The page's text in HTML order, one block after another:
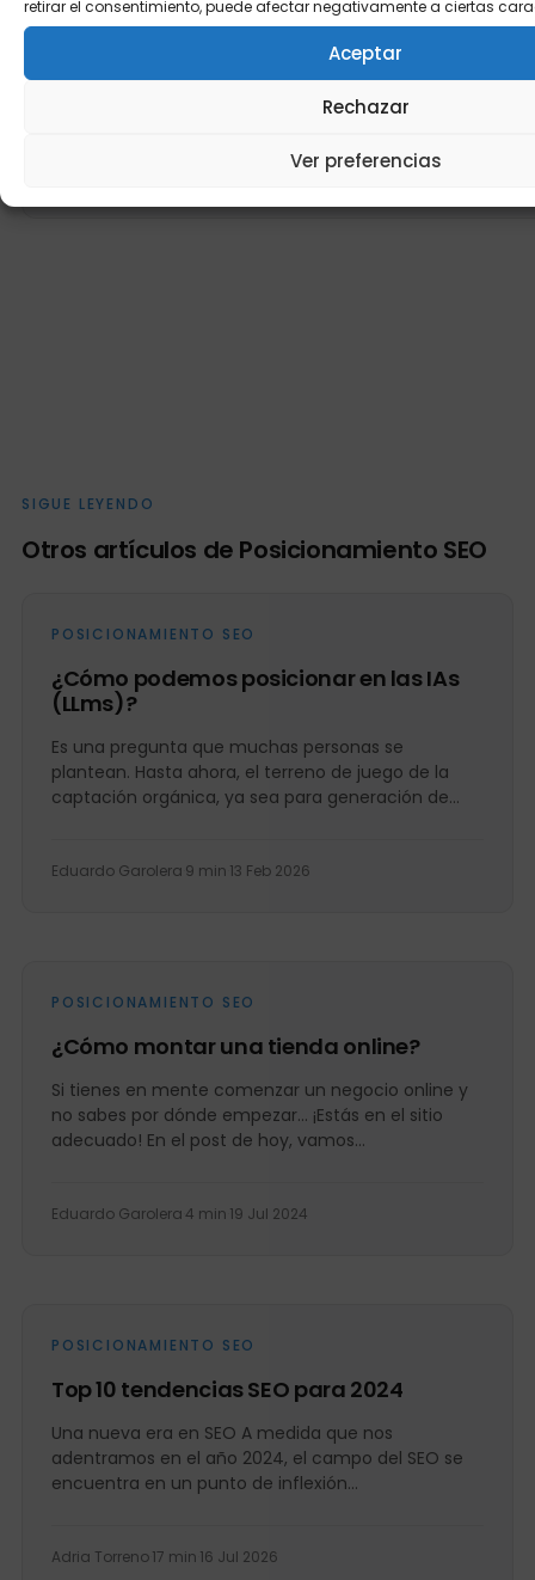
retirar el consentimiento, puede afectar negativamente a ciertas
Aceptar
Rechazar
Ver preferencias
SIGUE LEYENDO
Otros artículos de Posicionamiento SEO
POSICIONAMIENTO SEO
¿Cómo podemos posicionar en las IAs
(LLms)?
Es una pregunta que muchas personas se
plantean. Hasta ahora, el terreno de juego de la
captación orgánica, ya sea para generación de
Eduardo Garolera 9 min 13 Feb 2026
POSICIONAMIENTO SEO
¿Cómo montar una tienda online?
Si tienes en mente comenzar un negocio online y
no sabes por dónde empezar… ¡Estás en el sitio
adecuado! En el post de hoy, vamos...
Eduardo Garolera4 min 19 Jul 2024
POSICIONAMIENTO SEO
Top 10 tendencias SEO para 2024
Una nueva era en SEO A medida que nos
adentramos en el año 2024, el campo del SEO se
encuentra en un punto de inflexión...
Adria Torreno·17 min 16 Jul 2026